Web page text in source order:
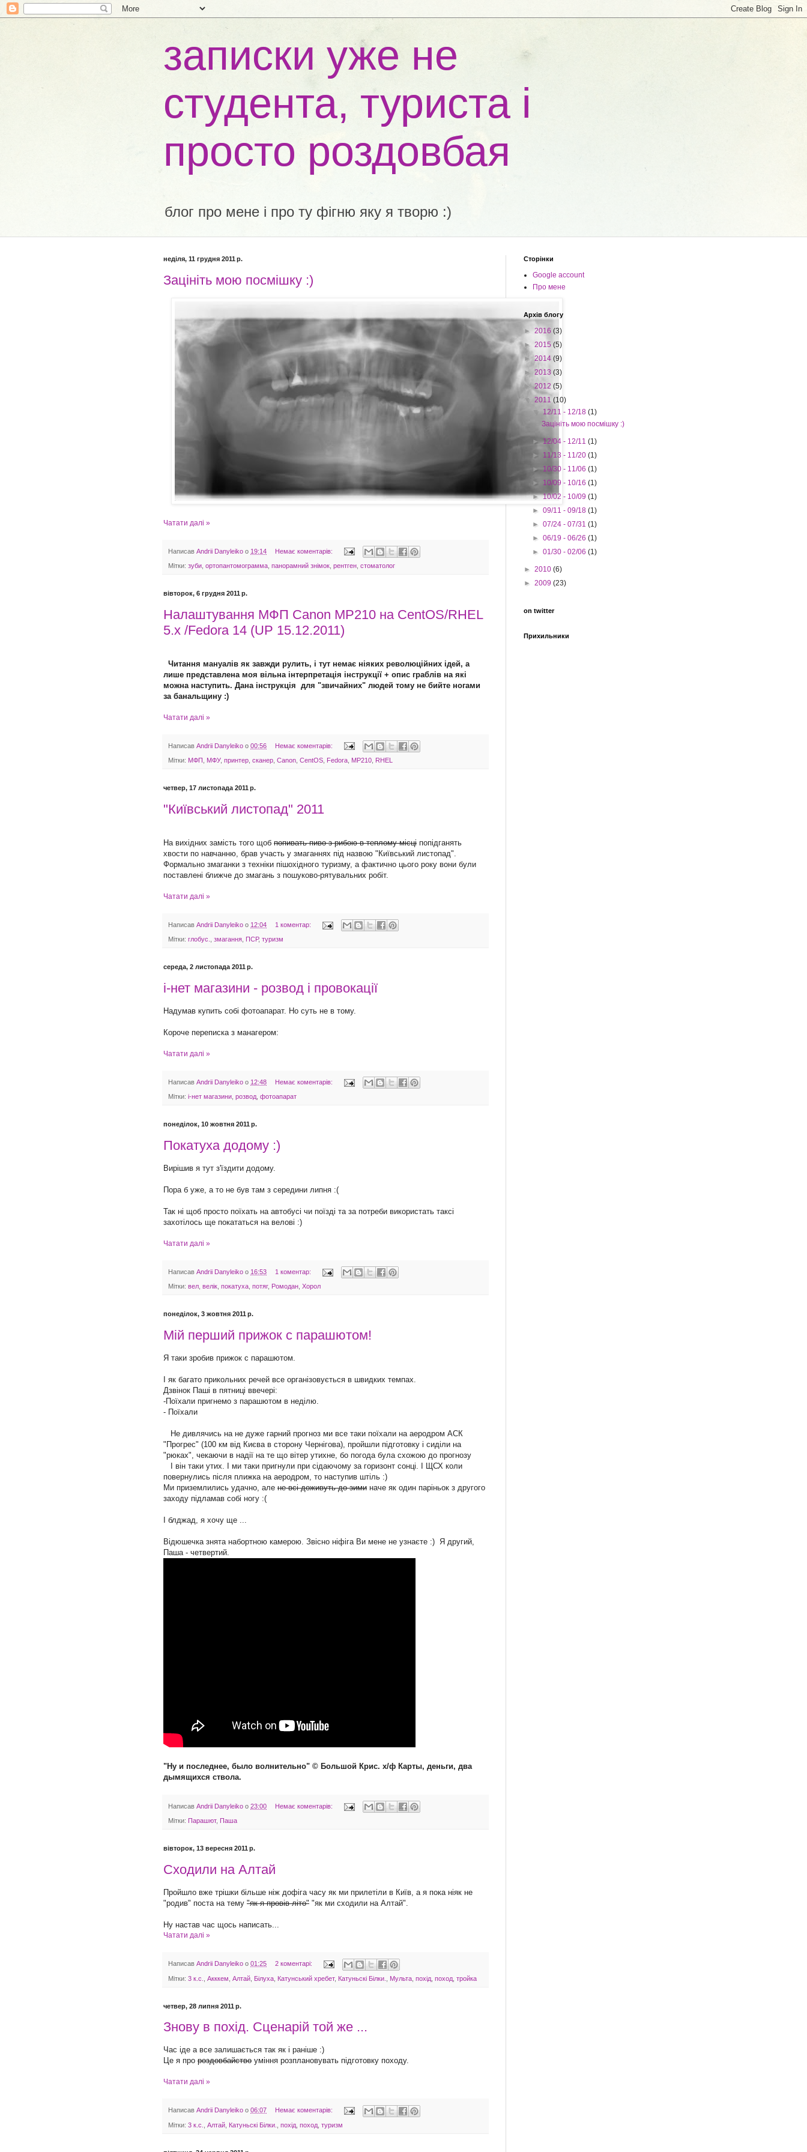
записки уже не
студента, туриста і
просто роздовбая
блог про мене і про ту фігню яку я творю :)
неділя, 11 грудня 2011 р.
Зацініть мою посмішку :)
Чатати далі »
Написав Andrii Danyleiko о 19:14 Немає коментарів:
Мітки: зуби ортопантомограмма панорамний знімок рентген стоматолог
вівторок, 6 грудня 2011 р.
Налаштування МФП Canon MP210 на CentOS/RHEL
5.x /Fedora 14 (UP 15.12.2011)
Читання мануалів як завжди рулить, і тут немає ніяких революційних ідей, а
лише представлена моя вільна інтерпретація інструкції + опис граблів на які
можна наступить. Дана інструкція для "звичайних" людей тому не бийте ногами
за банальщину :)
Чатати далі »
Написав Andrii Danyleiko о 00:56 Немає коментарів:
Мітки: МФП МФУ, принтер сканер Canon CentOS Fedora MP210 RHEL
четвер, 17 листопада 2011 р.
"Київський листопад" 2011
На вихідних замість того щоб попивать пиво з рибою в теплому місці попідганять
хвости по навчанню, брав участь у змаганнях під назвою "Київський листопад".
Формально змаганки з техніки пішохідного туризму, а фактично цього року вони були
поставлені ближче до змагань з пошуково-рятувальних робіт.
Чатати далі »
Написав Andrii Danyleiko о 12:04 1 коментар:
Мітки: глобус. змагання ПСР, туризм
середа, 2 листопада 2011 р.
і-нет магазини - розвод і провокації
Надумав купить собі фотоапарат. Но суть не в тому.
Короче переписка з манагером:
Чатати далі »
Написав Andrii Danyleiko о 12:48 Немає коментарів:
Мітки: і-нет магазини розвод фотоапарат
понеділок, 10 жовтня 2011 р.
Покатуха додому :)
Вирішив я тут з'їздити додому.
Пора б уже, а то не був там з середини липня :(
Так ні щоб просто поїхать на автобусі чи поїзді та за потреби використать таксі
захотілось ще покататься на велові :)
Чатати далі »
Написав Andrii Danyleiko о 16:53 1 коментар:
Мітки: вел велік покатуха потяг, Ромодан Хорол
понеділок, 3 жовтня 2011 р.
Мій перший прижок с парашютом!
Я таки зробив прижок с парашютом.
І як багато прикольних речей все організовується в швидких темпах.
Дзвінок Паші в пятниці ввечері:
-Поїхали пригнемо з парашютом в неділю.
- Поїхали
Не дивлячись на не дуже гарний прогноз ми все таки поїхали на аеродром АСК
"Прогрес" (100 км від Києва в сторону Чернігова), пройшли підготовку і сиділи на
"рюках", чекаючи в надії на те що вітер утихне, бо погода була схожою до прогнозу
І він таки утих. І ми таки пригнули при сідаючому за горизонт сонці. І ЩСХ коли
повернулись після плижка на аеродром, то наступив штіль :)
Ми приземлились удачно, але не всі доживуть до зими наче як один паріньок з другого
заходу підламав собі ногу :(
І блджад, я хочу ще ...
Відюшечка знята набортною камерою. Звісно ніфіга Ви мене не узнаєте :) Я другий,
Паша - четвертий.
"Ну и последнее, было волнительно" © Большой Крис. х/ф Карты, деньги, два
дымящихся ствола.
Написав Andrii Danyleiko о 23:00 Немає коментарів:
Мітки: Парашют, Паша
вівторок, 13 вересня 2011 р.
Сходили на Алтай
Пройшло вже трішки більше ніж дофіга часу як ми прилетіли в Київ, а я пока ніяк не
"родив" поста на тему "як я провів літо" "як ми сходили на Алтай".
Ну настав час щось написать...
Чатати далі »
Написав Andrii Danyleiko о 01:25 2 коментарі:
Мітки: 3 к.с. Акккем Алтай Білуха Катунський хребет, Катуньскі Білки. Мульта похід поход тройка
четвер, 28 липня 2011 р.
Знову в похід. Сценарій той же ...
Час іде а все залишається так як і раніше :)
Це я про роздовбайство уміння розплановувать підготовку походу.
Чатати далі »
Написав Andrii Danyleiko о 06:07 Немає коментарів:
Мітки: 3 к.с. Алтай Катуньскі Білки. похід поход туризм
Сторінки
Google account
Про мене
Архів блогу
► 2016 (3)
► 2015 (5)
► 2014 (9)
► 2013 (3)
►2012 (5)
▼ 2011 (10)
▼12/11 - 12/18(1)
Зацініть мою посмішку :)
►12/04 - 12/11(1)
► 11/13 - 11/20(1)
►10/30 - 11/06(1)
► 10/09 - 10/16(1)
►10/02 - 10/09(1)
►09/11 - 09/18(1)
►07/24 - 07/31(1)
►06/19 - 06/26(1)
►01/30 - 02/06(1)
► 2010 (6)
► 2009 (23)
on twitter
Прихильники